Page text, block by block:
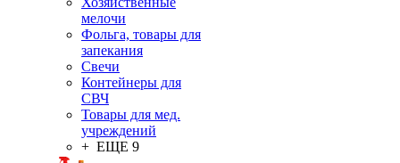
мелочи
Фольга, товары для
запекания
Свечи
Контейнеры для
СВЧ
Товары для мед.
учреждений
+ ЕЩЕ 9